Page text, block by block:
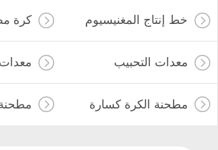
خط إنتاج المغنيسيوم كرة
معدات التحبيب
مطحنة الكرة كسارة